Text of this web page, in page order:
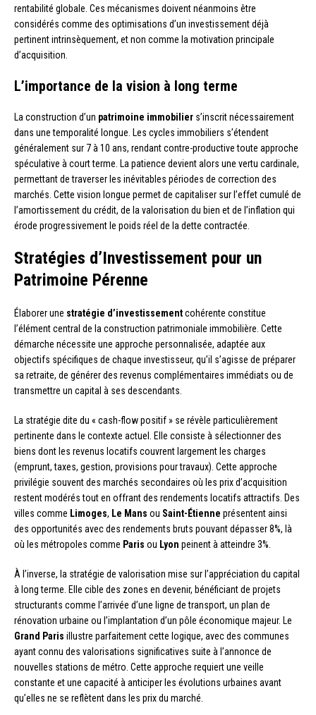
rentabilité globale. Ces mécanismes doivent néanmoins être
considérés comme des optimisations d’un investissement déjà
pertinent intrinsèquement, et non comme la motivation principale
d’acquisition.
L’importance de la vision à long terme
La construction d’un patrimoine immobilier s’inscrit nécessairement
dans une temporalité longue. Les cycles immobiliers s’étendent
généralement sur 7 à 10 ans, rendant contre-productive toute approche
spéculative à court terme. La patience devient alors une vertu cardinale,
permettant de traverser les inévitables périodes de correction des
marchés. Cette vision longue permet de capitaliser sur l’effet cumulé de
l’amortissement du crédit, de la valorisation du bien et de l’inflation qui
érode progressivement le poids réel de la dette contractée.
Stratégies d’Investissement pour un
Patrimoine Pérenne
Élaborer une stratégie d’investissementcohérente constitue
l’élément central de la construction patrimoniale immobilière. Cette
démarche nécessite une approche personnalisée, adaptée aux
objectifs spécifiques de chaque investisseur, qu’il s’agisse de préparer
sa retraite, de générer des revenus complémentaires immédiats ou de
transmettre un capital à ses descendants.
La stratégie dite du « cash-flow positif » se révèle particulièrement
pertinente dans le contexte actuel. Elle consiste à sélectionner des
biens dont les revenus locatifs couvrent largement les charges
(emprunt, taxes, gestion, provisions pour travaux). Cette approche
privilégie souvent des marchés secondaires où les prix d’acquisition
restent modérés tout en offrant des rendements locatifs attractifs. Des
villes comme Limoges, Le Mans ou Saint-Étienne présentent ainsi
des opportunités avec des rendements bruts pouvant dépasser 8%, là
où les métropoles comme Paris ou Lyon peinent à atteindre 3%.
À l’inverse, la stratégie de valorisation mise sur l’appréciation du capital
à long terme. Elle cible des zones en devenir, bénéficiant de projets
structurants comme l’arrivée d’une ligne de transport, un plan de
rénovation urbaine ou l’implantation d’un pôle économique majeur. Le
Grand Paris illustre parfaitement cette logique, avec des communes
ayant connu des valorisations significatives suite à l’annonce de
nouvelles stations de métro. Cette approche requiert une veille
constante et une capacité à anticiper les évolutions urbaines avant
qu’elles ne se reflètent dans les prix du marché.